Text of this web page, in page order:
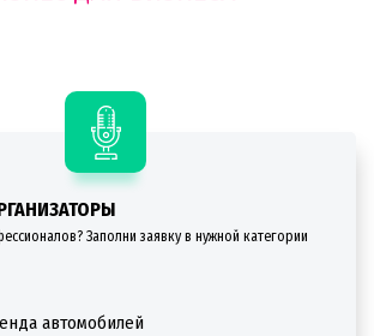
Заполни заявку в нужной категории
автомобилей